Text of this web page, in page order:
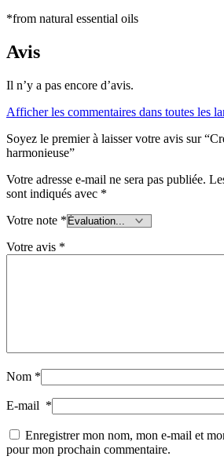
*from natural essential oils
Avis
Il n’y a pas encore d’avis.
Afficher les commentaires dans toutes les
Soyez le premier à laisser votre avis sur
harmonieuse”
Votre adresse e-mail ne sera pas publiée.
sont indiqués avec *
Votre note *
Votre avis *
Nom *
E-mail *
Enregistrer mon nom, mon e-mail et
pour mon prochain commentaire.